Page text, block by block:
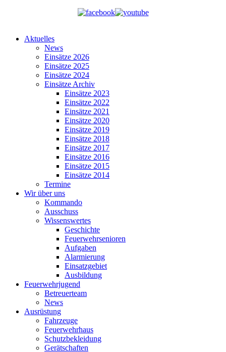
Aktuelles
News
Einsätze 2026
Einsätze 2025
Einsätze 2024
Einsätze Archiv
Einsätze 2023
Einsätze 2022
Einsätze 2021
Einsätze 2020
Einsätze 2019
Einsätze 2018
Einsätze 2017
Einsätze 2016
Einsätze 2015
Einsätze 2014
Termine
Wir über uns
Kommando
Ausschuss
Wissenswertes
Geschichte
Feuerwehrsenioren
Aufgaben
Alarmierung
Einsatzgebiet
Ausbildung
Feuerwehrjugend
Betreuerteam
News
Ausrüstung
Fahrzeuge
Feuerwehrhaus
Schutzbekleidung
Gerätschaften